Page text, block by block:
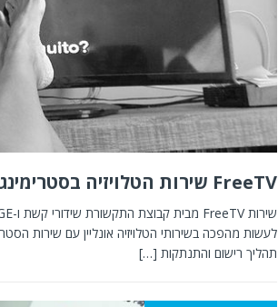
FreeTV שירות הטלויזיה בסטרימינג החדש של שידורי קשת הושק רשמית
לעשות מהפכה בשירותי הטלויזיה אונליין עם שירות
תהליך רישום והתנתקות […]